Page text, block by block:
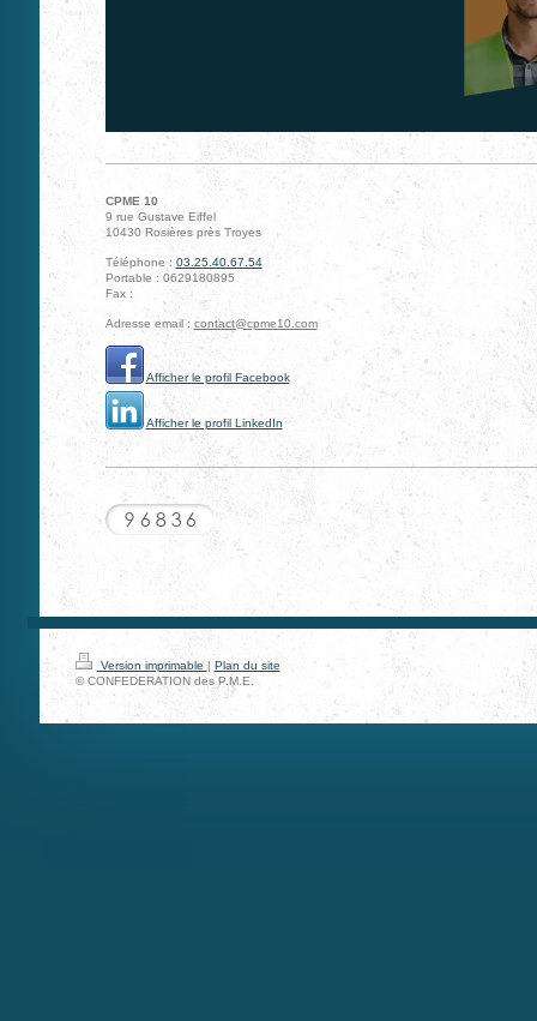
CPME 10
9 rue Gustave Eiffel
10430 Rosières près Troyes
Téléphone : 03.25.40.67.54
Portable : 0629180895
Fax :
Adresse email : contact@cpme10.com
Afficher le profil Facebook
Afficher le profil LinkedIn
Version imprimable | Plan du site
© CONFEDERATION des P.M.E.